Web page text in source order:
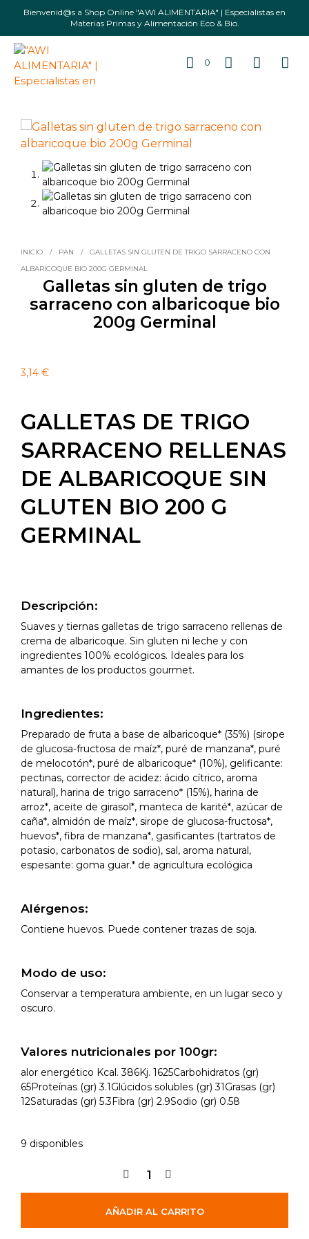
Bienvenid@s a Shop Online "AWI ALIMENTARIA" | Especialistas en
Materias Primas y Alimentación Eco & Bio.
0
INICIO / PAN /
GALLETAS SIN GLUTEN DE TRIGO SARRACENO CON
ALBARICOQUE BIO 200G GERMINAL
Galletas sin gluten de trigo
sarraceno con albaricoque bio
200g Germinal
3,14 €
GALLETAS DE TRIGO
SARRACENO RELLENAS
DE ALBARICOQUE SIN
GLUTEN BIO 200 G
GERMINAL
Descripción:
Suaves y tiernas galletas de trigo sarraceno rellenas de
crema de albaricoque. Sin gluten ni leche y con
ingredientes 100% ecológicos. Ideales para los
amantes de los productos gourmet.
Ingredientes:
Preparado de fruta a base de albaricoque* (35%) (sirope
de glucosa-fructosa de maíz*, puré de manzana*, puré
de melocotón*, puré de albaricoque* (10%), gelificante:
pectinas, corrector de acidez: ácido cítrico, aroma
natural), harina de trigo sarraceno* (15%), harina de
arroz*, aceite de girasol*, manteca de karité*, azúcar de
caña*, almidón de maíz*, sirope de glucosa-fructosa*,
huevos*, fibra de manzana*, gasificantes (tartratos de
potasio, carbonatos de sodio), sal, aroma natural,
espesante: goma guar.* de agricultura ecológica
Alérgenos:
Contiene huevos. Puede contener trazas de soja.
Modo de uso:
Conservar a temperatura ambiente, en un lugar seco y
oscuro.
Valores nutricionales por 100gr:
alor energético Kcal. 386Kj. 1625Carbohidratos (gr)
65Proteínas (gr) 3.1Glúcidos solubles (gr) 31Grasas (gr)
12Saturadas (gr) 5.3Fibra (gr) 2.9Sodio (gr) 0.58
9 disponibles
AÑADIR AL CARRITO